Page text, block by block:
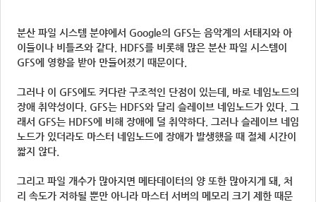
분산 파일 시스템 분야에서 Google의 GFS는 음악계의 서태지와 아
이들이나 비틀즈와 같다. HDFS를 비롯해 많은 분산 파일 시스템이
GFS에 영향을 받아 만들어졌기 때문이다.
그러나 이 GFS에도 커다란 구조적인 단점이 있는데, 바로 네임노드의
장애 취약성이다. GFS는 HDFS와 달리 슬레이브 네임노드가 있다. 그
래서 GFS는 HDFS에 비해 장애에 덜 취약하다. 그러나 슬레이브 네임
노드가 있더라도 마스터 네임노드에 장애가 발생했을 때 절체 시간이
짧지 않다.
그리고 파일 개수가 많아지면 메타데이터의 양 또한 많아지게 돼, 처
리 속도가 저하될 뿐만 아니라 마스터 서버의 메모리 크기 제한 때문